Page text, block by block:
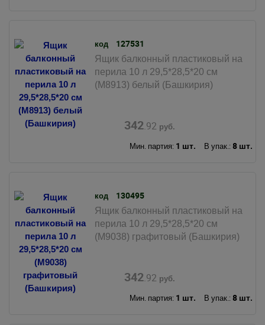
код 127531
Ящик балконный пластиковый на
перила 10 л 29,5*28,5*20 см
(М8913) белый (Башкирия)
342.92 руб.
Мин. партия: 1 шт. В упак.: 8 шт.
код 130495
Ящик балконный пластиковый на
перила 10 л 29,5*28,5*20 см
(М9038) графитовый (Башкирия)
342.92 руб.
Мин. партия: 1 шт. В упак.: 8 шт.